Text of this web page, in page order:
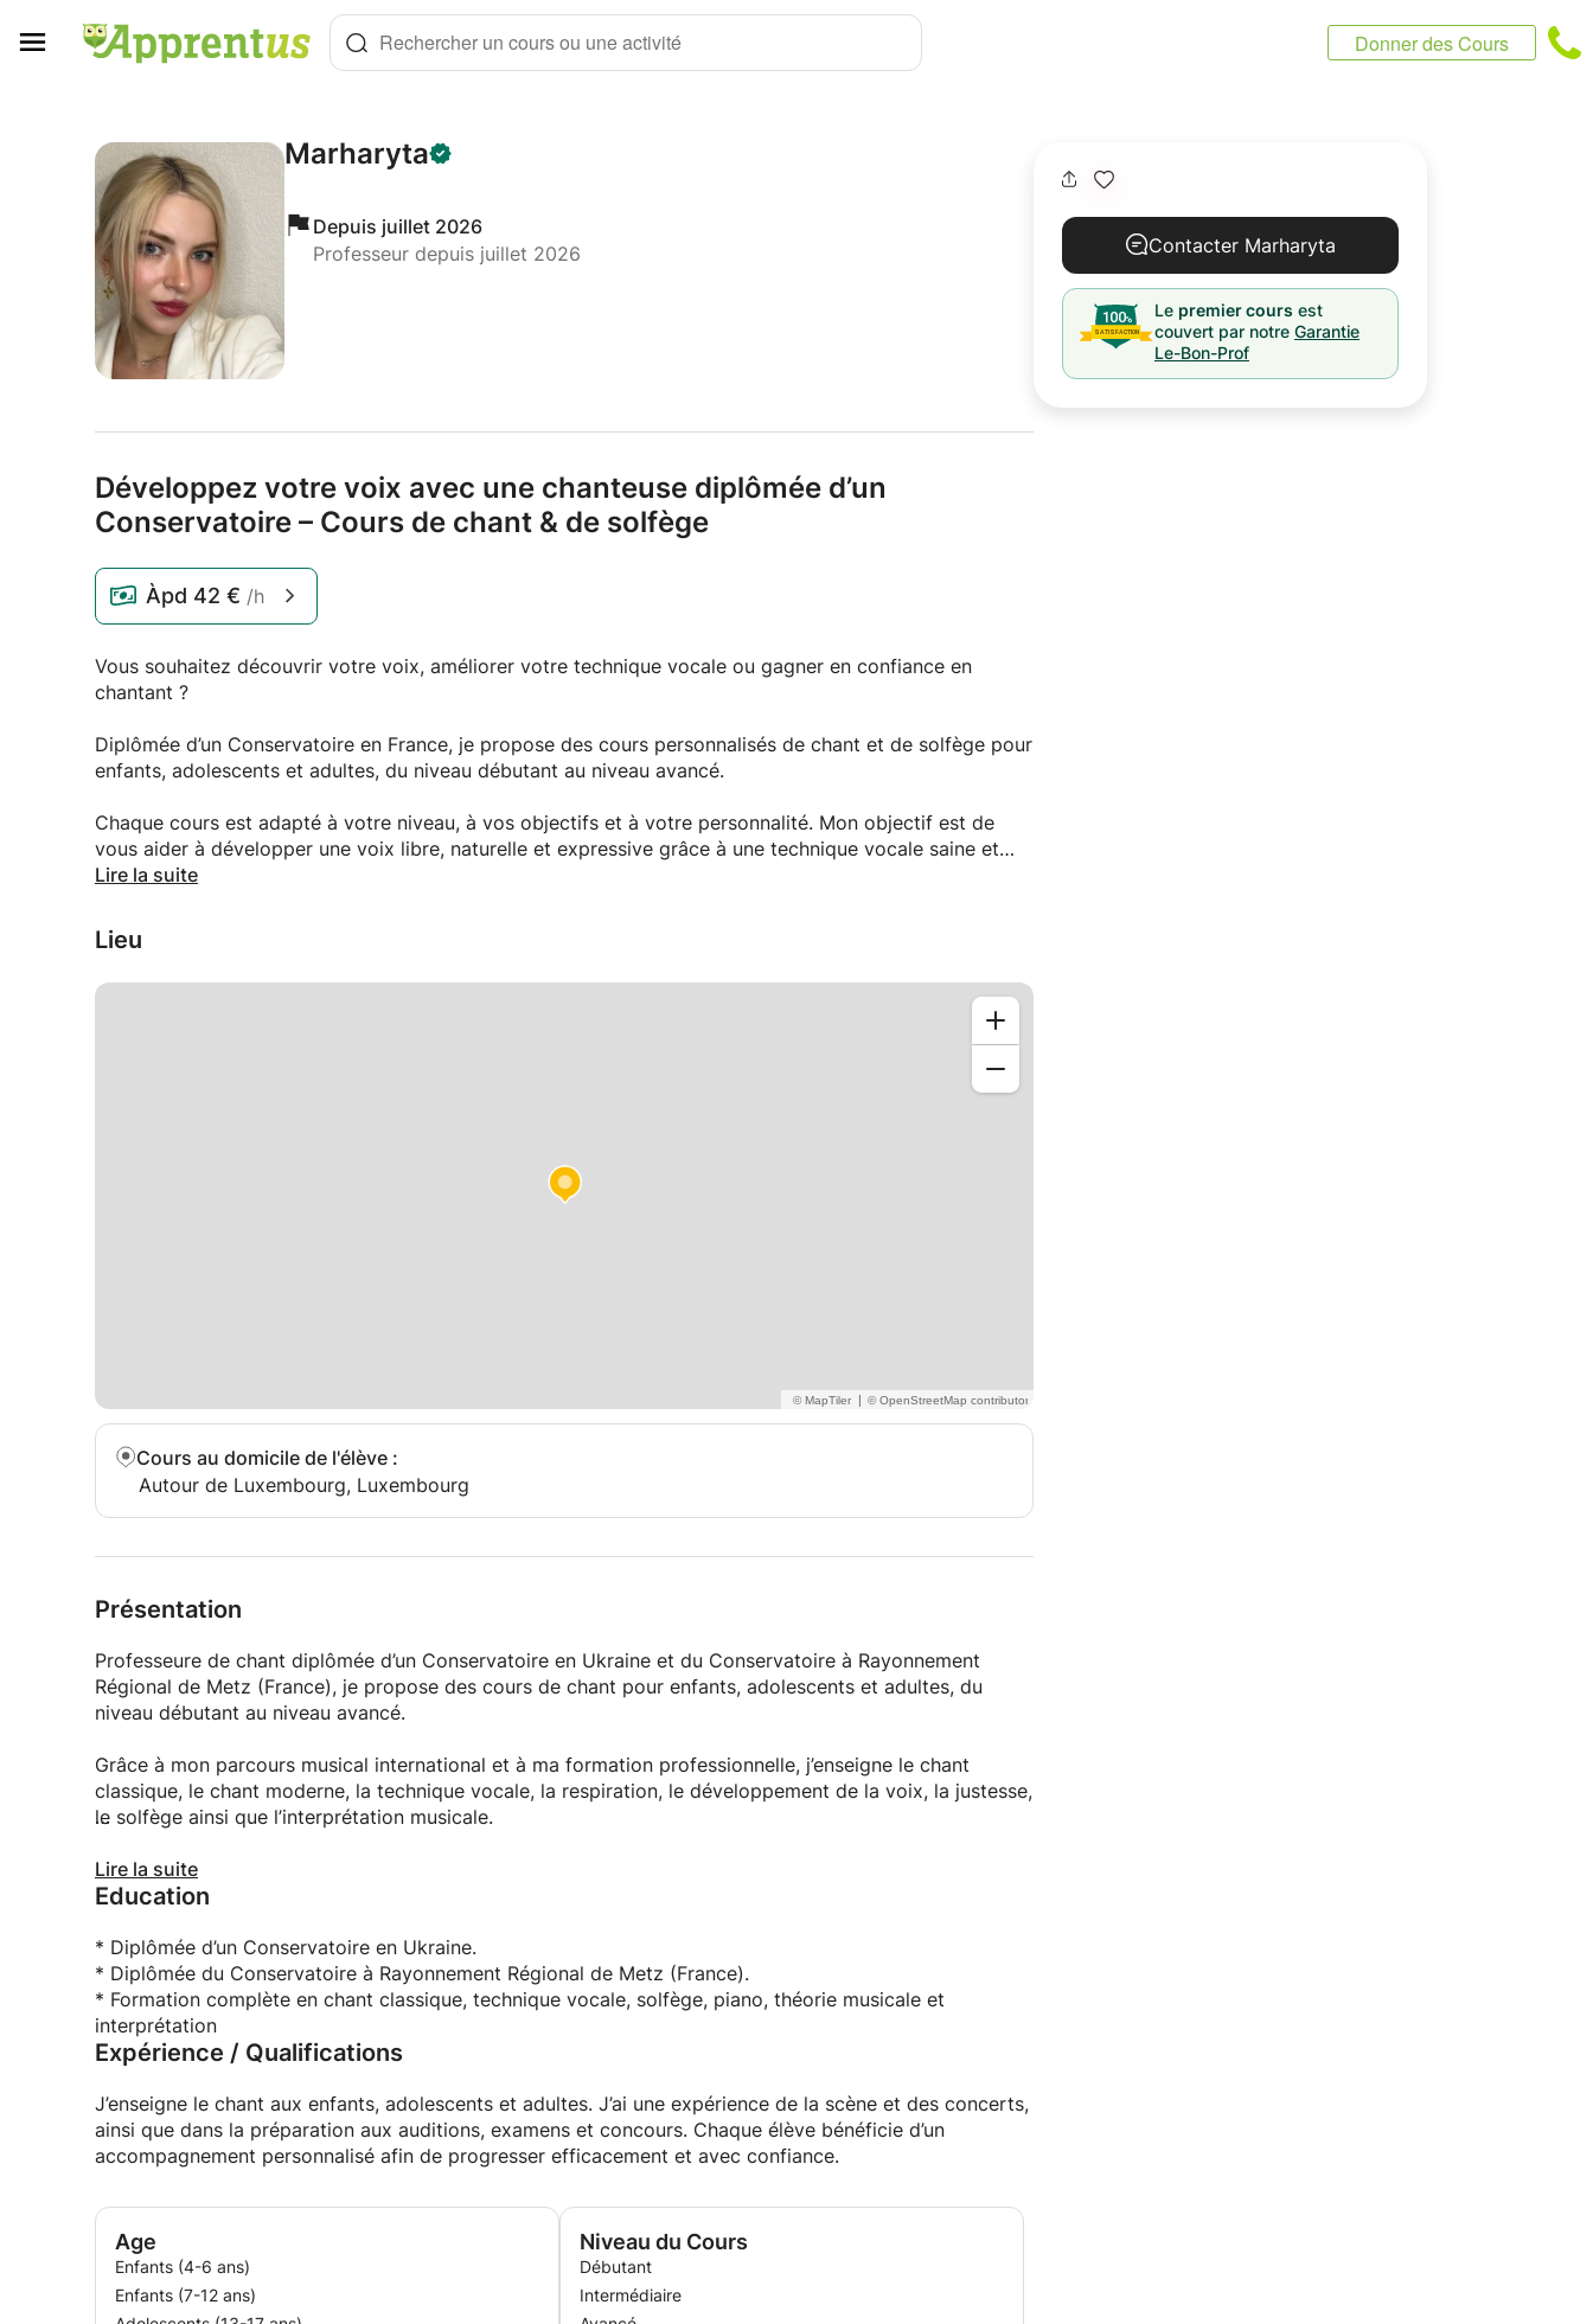
Rechercher un cours ou une activité Donner des Cours
Marharyta
Depuis juillet 2026
Professeur depuis juillet 2026
Développez votre voix avec une chanteuse diplômée d’un
Conservatoire – Cours de chant & de solfège
Àpd 42 € /h
Vous souhaitez découvrir votre voix, améliorer votre technique vocale ou gagner en confiance en
chantant ?
Diplômée d’un Conservatoire en France, je propose des cours personnalisés de chant et de solfège pour
enfants, adolescents et adultes, du niveau débutant au niveau avancé.
Chaque cours est adapté à votre niveau, à vos objectifs et à votre personnalité. Mon objectif est de
vous aider à développer une voix libre, naturelle et expressive grâce à une technique vocale saine et
durable.
Je travaille avec différents styles de chant, y compris le chant classique, et j’adapte ma méthode
d’enseignement au répertoire, au niveau et aux objectifs de chaque élève.
• le rythme et le solfège ;
• la préparation aux auditions, concours et examens.
développement personnel ou dans un objectif plus professionnel.
Aucune connaissance musicale ou en solfège n’est nécessaire pour commencer.
Je vous accueille dans une atmosphère bienveillante, motivante et sans jugement afin que vous puissiez
progresser avec confiance et prendre plaisir à chanter.
🇫🇷 Français • 🇺🇦 Ukrainien • 🇷🇺 Russe
Lire la suite
Lieu
|
Cours au domicile de l'élève :
Autour de Luxembourg, Luxembourg
Présentation
Professeure de chant diplômée d’un Conservatoire en Ukraine et du Conservatoire à Rayonnement
Régional de Metz (France), je propose des cours de chant pour enfants, adolescents et adultes, du
niveau débutant au niveau avancé.
Grâce à mon parcours musical international et à ma formation professionnelle, j’enseigne le chant
classique, le chant moderne, la technique vocale, la respiration, le développement de la voix, la justesse,
le solfège ainsi que l’interprétation musicale.
Chaque cours est entièrement personnalisé en fonction des objectifs et du niveau de l’élève, qu’il
souhaite chanter pour le plaisir, préparer un concours, une audition, un examen ou développer sa
Mon objectif est d’aider chaque élève à révéler tout le potentiel de sa voix dans une atmosphère
bienveillante, motivante et professionnelle.
Les cours sont disponibles en français, en russe et en ukrainien, en présentiel au Luxembourg ou en
Lire la suite
Education
* Diplômée d’un Conservatoire en Ukraine.
* Diplômée du Conservatoire à Rayonnement Régional de Metz (France).
* Formation complète en chant classique, technique vocale, solfège, piano, théorie musicale et
interprétation
Expérience / Qualifications
J’enseigne le chant aux enfants, adolescents et adultes. J’ai une expérience de la scène et des concerts,
ainsi que dans la préparation aux auditions, examens et concours. Chaque élève bénéficie d’un
accompagnement personnalisé afin de progresser efficacement et avec confiance.
Age
Enfants (4-6 ans)
Enfants (7-12 ans)
Niveau du Cours
Débutant
Intermédiaire
Contacter Marharyta
Le premier cours est
couvert par notre Garantie
Le-Bon-Prof